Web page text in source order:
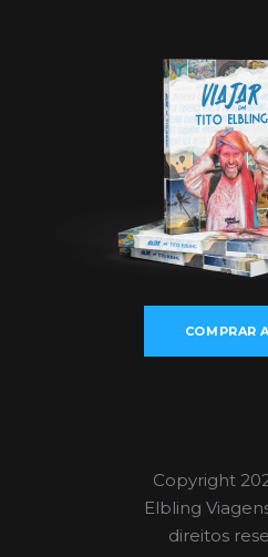
COMPRAR
Copyright
Elbling
direitos